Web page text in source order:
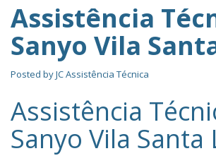
Assistência
Sanyo Vila
Posted byJC Assistência Técnica
Assistência
Sanyo Vila Santa